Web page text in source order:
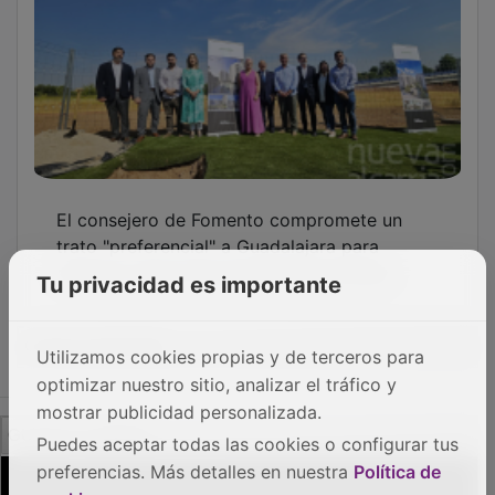
PUBLICIDAD
Tu privacidad es importante
Utilizamos cookies propias y de terceros para
optimizar nuestro sitio, analizar el tráfico y
mostrar publicidad personalizada.
Puedes aceptar todas las cookies o configurar tus
preferencias. Más detalles en nuestra Política de